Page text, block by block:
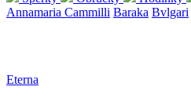
Annamaria Cammilli Baraka Bvlgari
Eterna